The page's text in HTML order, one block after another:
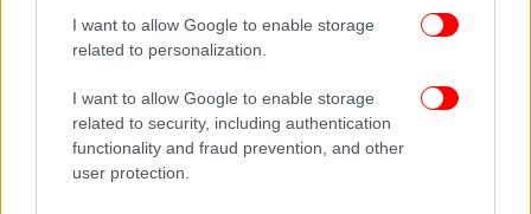
I want to allow Google to enable storage
related to personalization.
I want to allow Google to enable storage
related to security, including authentication
functionality and fraud prevention, and other
user protection.